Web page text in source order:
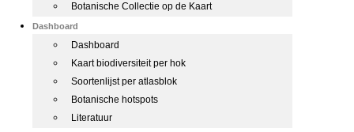
Botanische Collectie op de Kaart
Dashboard
Dashboard
Kaart biodiversiteit per hok
Soortenlijst per atlasblok
Botanische hotspots
Literatuur